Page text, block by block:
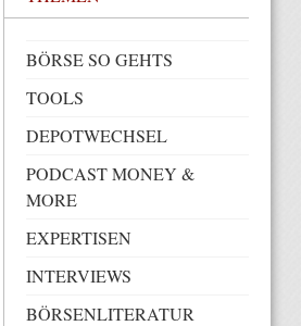
BÖRSE SO GEHTS
TOOLS
DEPOTWECHSEL
PODCAST MONEY &
MORE
EXPERTISEN
INTERVIEWS
BÖRSENLITERATUR